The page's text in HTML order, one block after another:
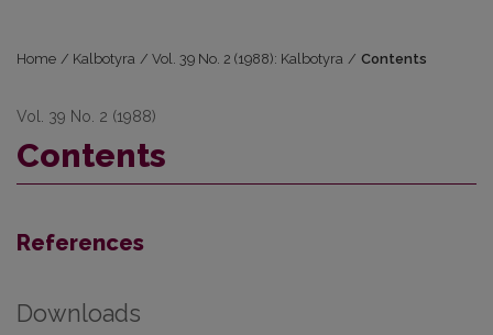
Home / Kalbotyra / Vol. 39 No. 2 (1988): Kalbotyra / Contents
Vol. 39 No. 2 (1988)
Contents
References
Downloads